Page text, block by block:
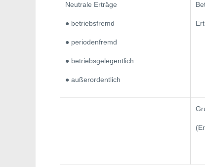
Neutrale Erträge
● betriebsfremd
● periodenfremd
● betriebsgelegentlich
● außerordentlich